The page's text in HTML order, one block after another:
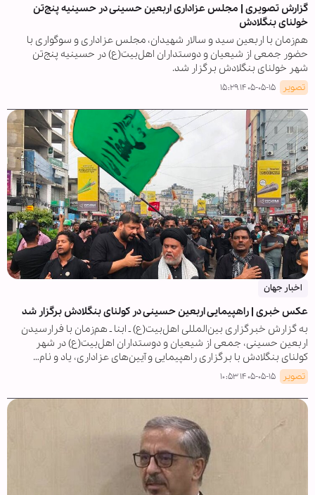
گزارش تصویری | مجلس عزاداری اربعین حسینی در حسینیه پنج‌تن
خولنای بنگلادش
هم‌زمان با اربعین سید و سالار شهیدان، مجلس عزاداری و سوگواری با
حضور جمعی از شیعیان و دوستداران اهل‌بیت(ع) در حسینیه پنج‌تن
شهر خولنای بنگلادش برگزار شد.
تصویر ۱۴۰۵-۰۵-۱۵ ۱۵:۲۹
اخبار جهان
عکس خبری | راهپیمایی اربعین حسینی در کولنای بنگلادش برگزار شد
به گزارش خبرگزاری بین‌المللی اهل‌بیت(ع) ـ ابنا ـ هم‌زمان با فرارسیدن
اربعین حسینی، جمعی از شیعیان و دوستداران اهل‌بیت(ع) در شهر
کولنای بنگلادش با برگزاری راهپیمایی و آیین‌های عزاداری، یاد و نام…
تصویر ۱۴۰۵-۰۵-۱۵ ۱۰:۵۳